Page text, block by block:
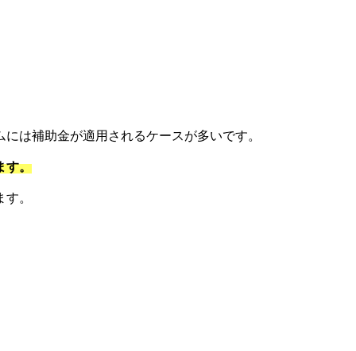
は補助金が適用されるケースが多いです。
す。
。